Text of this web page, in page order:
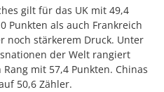
gilt für das UK mit 49,4
Punkten als auch Frankreich
noch stärkerem Druck. Unter
der Welt rangiert
mit 57,4 Punkten. Chinas
50,6 Zähler.